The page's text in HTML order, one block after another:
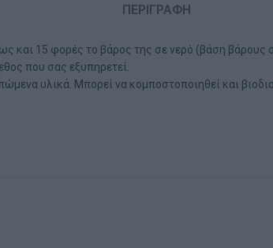
ΠΕΡΙΓΡΑΦΉ
και 15 φορές το βάρος της σε νερό (βάση βάρους
που σας εξυπηρετεί.
υλικά. Μπορεί να κομποστοποιηθεί και